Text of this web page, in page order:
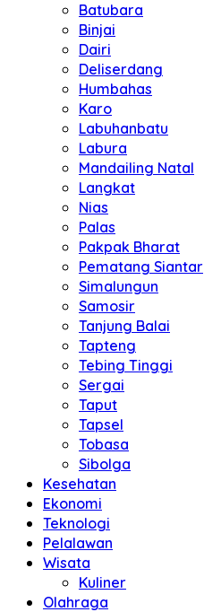
Batubara
Binjai
Dairi
Deliserdang
Humbahas
Karo
Labuhanbatu
Labura
Mandailing Natal
Langkat
Nias
Palas
Pakpak Bharat
Pematang Siantar
Simalungun
Samosir
Tanjung Balai
Tapteng
Tebing Tinggi
Sergai
Taput
Tapsel
Tobasa
Sibolga
Kesehatan
Ekonomi
Teknologi
Pelalawan
Wisata
Kuliner
Olahraga